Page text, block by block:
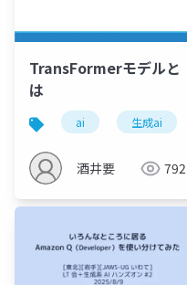
TransFormerモデルと
は
ai 生成ai
酒井要 792